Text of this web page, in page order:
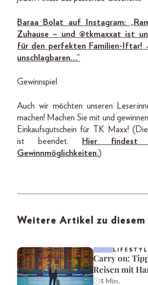
Baraa Bolat auf Instagram:
Zuhause – und @tkmaxxat ist
für den perfekten Familien-
unschlagbaren…“
Gewinnspiel
Auch wir möchten unseren
machen! Machen Sie mit und
Einkaufsgutschein für TK Maxx!
ist beendet.
Hier findest
Gewinnmöglichkeiten.)
Weitere Artikel zu diesem
Carry on:
Reisen mit
3 Min.